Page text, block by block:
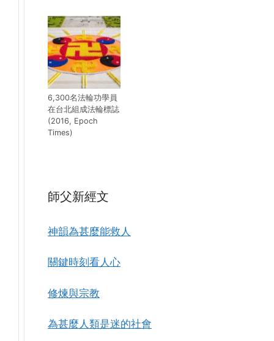
6,300名法輪功學員
在台北組成法輪標誌
(2016, Epoch
Times)
師父新經文
神韻為甚麼能救人
關鍵時刻看人心
修煉與宗教
為甚麼人類是迷的社會